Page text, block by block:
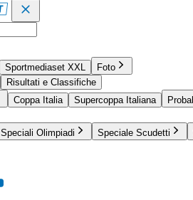
Sportmediaset XXL
Foto
Risultati e Classifiche
Coppa Italia Supercoppa Italiana
Speciali Olimpiadi Speciale Scudetti